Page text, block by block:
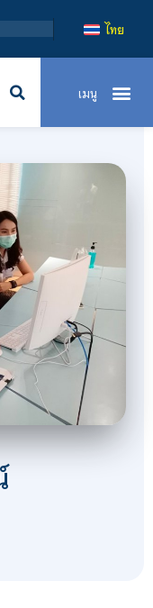
สถาบันเทคโน
ไทย